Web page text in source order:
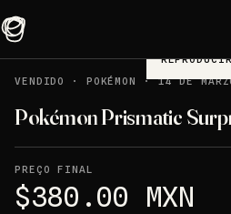
VENDIDO
· POKÉMON ·14 DE
Pokémon Prismatic
PREÇO FINAL
$380.00 MXN